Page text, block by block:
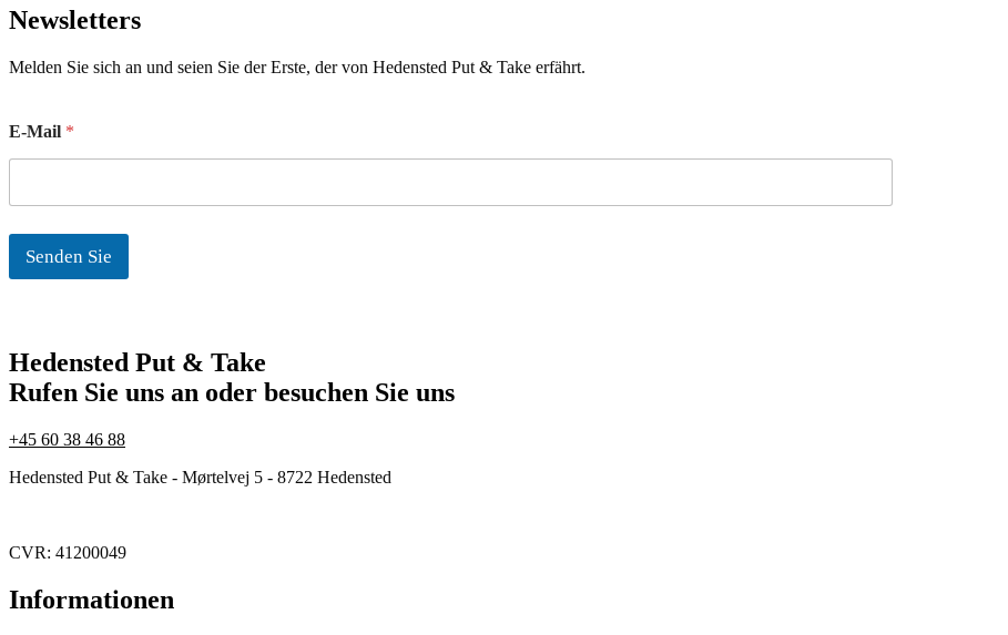
Newsletters
Melden Sie sich an und seien Sie der Erste, der von Hedensted Put & Take erfährt.
-
M
E-Mail *
Senden Sie
Hedensted Put & Take
Rufen Sie uns an oder besuchen Sie uns
+45 60 38 46 88
Hedensted Put & Take - Mørtelvej 5 - 8722 Hedensted
CVR: 41200049
Informationen